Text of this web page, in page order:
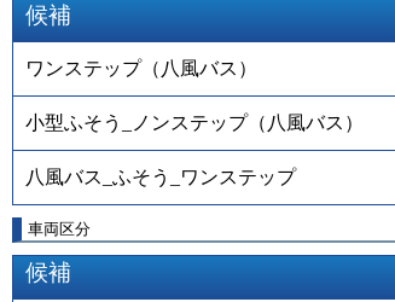
候補
ワンステップ（八風バス）
小型ふそう_ノンステップ（八風バス）
八風バス_ふそう_ワンステップ
車両区分
候補